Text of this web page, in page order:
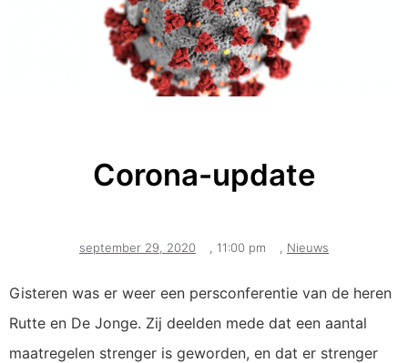
Corona-update
september 29, 2020 11:00 pm Nieuws
Gisteren was er weer een persconferentie van de heren
Rutte en De Jonge. Zij deelden mede dat een aantal
maatregelen strenger is geworden, en dat er strenger